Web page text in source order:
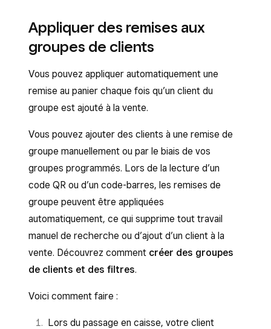
Appliquer des remises aux
groupes de clients
Vous pouvez appliquer automatiquement une
remise au panier chaque fois qu’un client du
groupe est ajouté à la vente.
Vous pouvez ajouter des clients à une remise de
groupe manuellement ou par le biais de vos
groupes programmés. Lors de la lecture d’un
code QR ou d’un code-barres, les remises de
groupe peuvent être appliquées
automatiquement, ce qui supprime tout travail
manuel de recherche ou d’ajout d’un client à la
vente. Découvrez comment créer des groupes
de clients et des filtres.
Voici comment faire :
Lors du passage en caisse, votre client